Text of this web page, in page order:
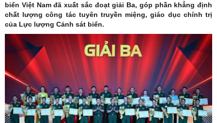
biển Việt Nam đã xuất sắc đoạt giải Ba, góp phần khẳng định
chất lượng công tác tuyên truyền miệng, giáo dục chính trị
của Lực lượng Cảnh sát biển.